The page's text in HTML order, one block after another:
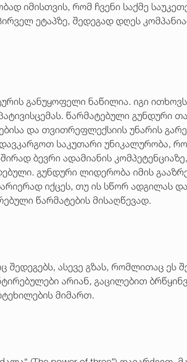
იმისთვის, რომ ჩვენი საქმე
ეტაპზე, შედეგად დღეს
განუყოფელი ნაწილია. იგი
წარმატებული გუნდური
და თვითრეფლექსიის უნარის
საკუთარი უნიკალურობა,
ბევრი ადამიანის
გუნდური ლიდერობა იმის
იქცეს, თუ ის სწორ ადგილას
წარმატების მისაღწევად.
ასევე გზას, რომლითაც ეს
არიან, გაცილებით
მიმართ.